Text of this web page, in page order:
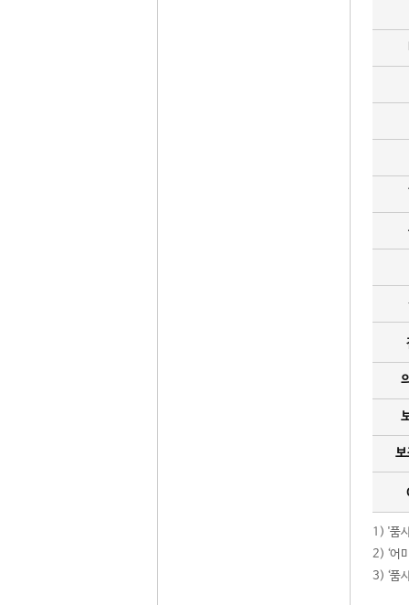
보
1) '품
2) ‘어
3) ‘품